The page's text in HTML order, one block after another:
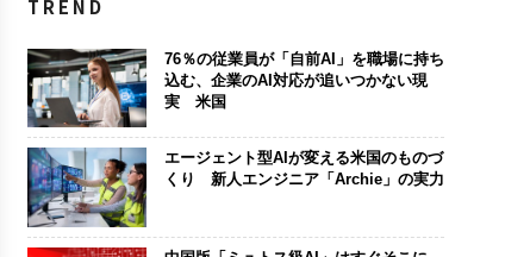
TREND
76％の従業員が「自前AI」を職場に持ち
込む、企業のAI対応が追いつかない現
実 米国
エージェント型AIが変える米国のものづ
くり 新人エンジニア「Archie」の実力